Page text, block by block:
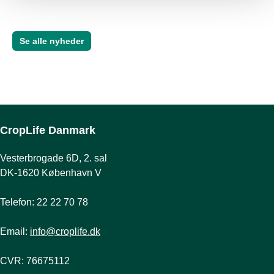
Se alle nyheder
CropLife Danmark
Vesterbrogade 6D, 2. sal
DK-1620 København V
Telefon: 22 22 70 78
Email: info@croplife.dk
CVR: 76675112